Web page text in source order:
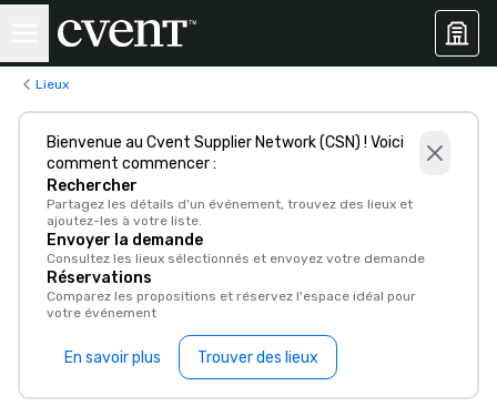
Lieux
Bienvenue au Cvent Supplier Network (CSN) ! Voici
comment commencer :
Rechercher
Partagez les détails d'un événement, trouvez des lieux et
ajoutez-les à votre liste.
Envoyer la demande
Consultez les lieux sélectionnés et envoyez votre demande
Réservations
Comparez les propositions et réservez l'espace idéal pour
votre événement
En savoir plus Trouver des lieux